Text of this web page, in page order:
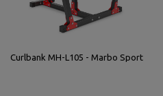
Curlbank MH-L105 - Marbo Sport